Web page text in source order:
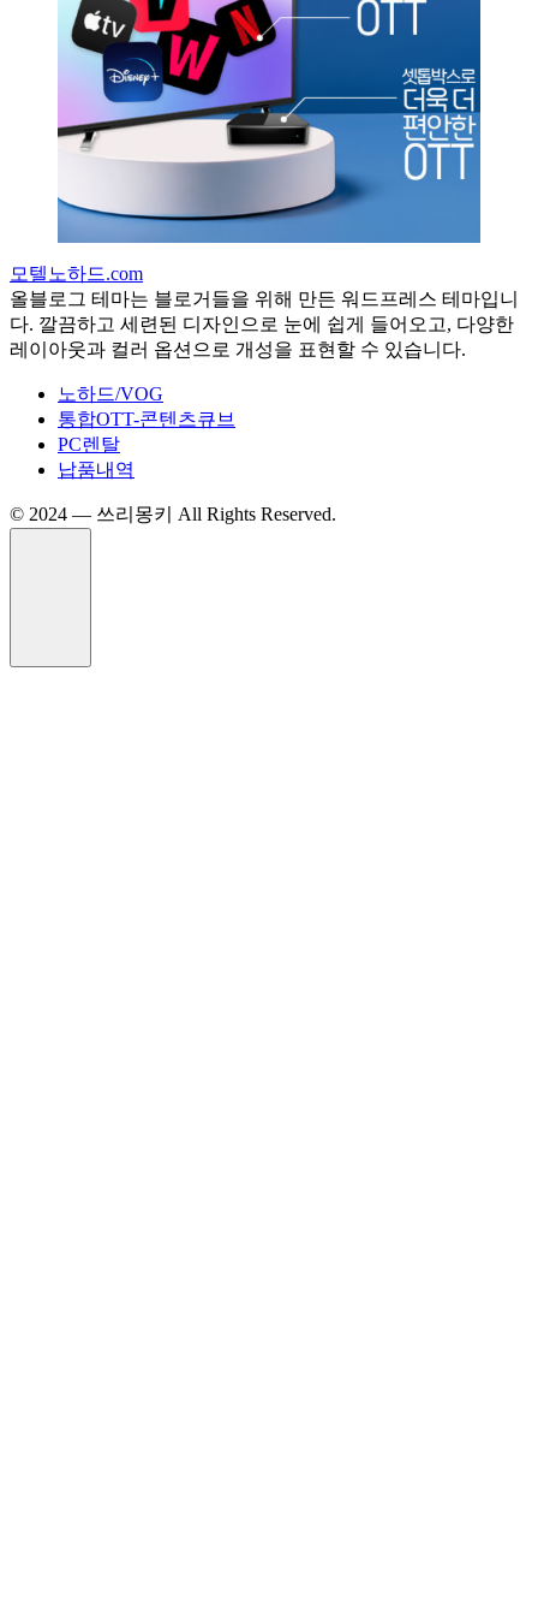
모텔노하드.com
올블로그 테마는 블로거들을 위해 만든 워드프레스 테마입니
다. 깔끔하고 세련된 디자인으로 눈에 쉽게 들어오고, 다양한
레이아웃과 컬러 옵션으로 개성을 표현할 수 있습니다.
노하드/VOG
통합OTT-콘텐츠큐브
PC렌탈
납품내역
©️ 2024 — 쓰리몽키 All Rights Reserved.